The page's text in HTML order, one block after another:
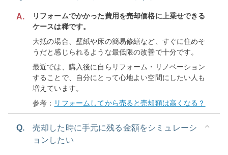
A.
リフォームでかかった費用を売却価格に上乗せできる
ケースは稀です。
大抵の場合、壁紙や床の簡易修繕など、すぐに住めそ
うだと感じられるような最低限の改善で十分です。
最近では、購入後に自らリフォーム・リノベーション
することで、自分にとって心地よい空間にしたい人も
増えています。
参考： リフォームしてから売ると売却額は高くなる？
Q.
売却した時に手元に残る金額をシミュレーシ
ョンしたい